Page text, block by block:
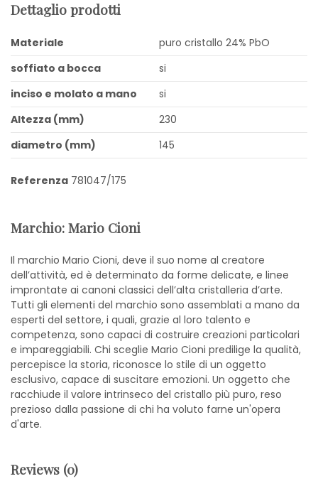
Dettaglio prodotti
Materiale
puro cristallo 24% PbO
soffiato a bocca
si
inciso e molato a mano
si
Altezza (mm)
230
diametro (mm)
145
Referenza 781047/175
Marchio: Mario Cioni
Il marchio Mario Cioni, deve il suo nome al creatore
dell’attività, ed è determinato da forme delicate, e linee
improntate ai canoni classici dell’alta cristalleria d’arte.
Tutti gli elementi del marchio sono assemblati a mano da
esperti del settore, i quali, grazie al loro talento e
competenza, sono capaci di costruire creazioni particolari
e impareggiabili. Chi sceglie Mario Cioni predilige la qualità,
percepisce la storia, riconosce lo stile di un oggetto
esclusivo, capace di suscitare emozioni. Un oggetto che
racchiude il valore intrinseco del cristallo più puro, reso
prezioso dalla passione di chi ha voluto farne un'opera
d'arte.
Reviews (0)